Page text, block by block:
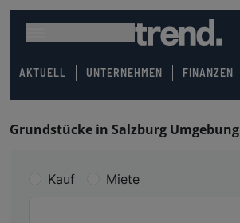
AKTUELL UNTERNEHMEN FINANZEN
Grundstücke in Salzburg Umgebung
Kauf Miete